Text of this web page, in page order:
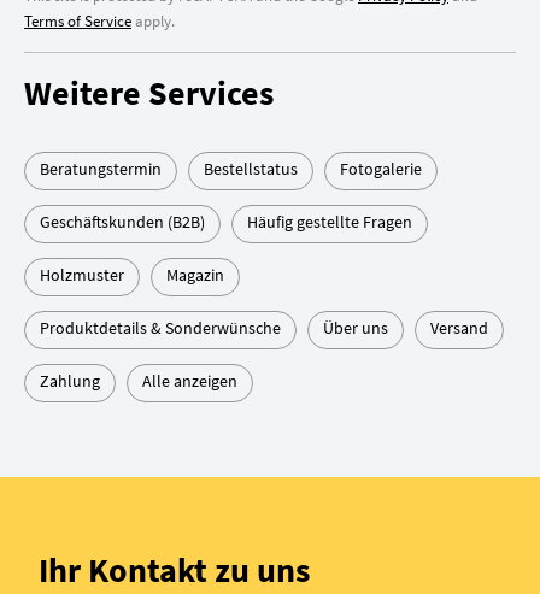
Terms of Serviceapply.
Weitere Services
Beratungstermin Bestellstatus Fotogalerie
Geschäftskunden (B2B) Häufig gestellte Fragen
Holzmuster Magazin
Produktdetails & Sonderwünsche Über uns Versand
Zahlung Alle anzeigen
Ihr Kontakt zu uns